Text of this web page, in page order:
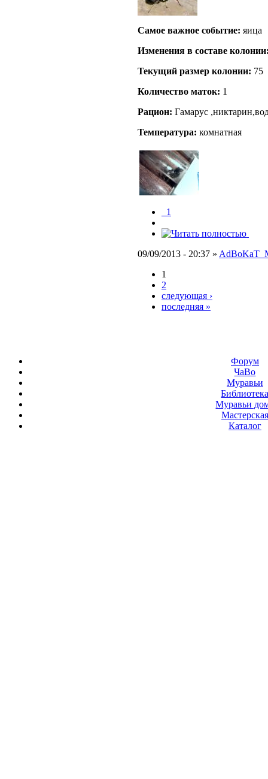
Самое важное событие: яица
Изменения в составе
Текущий размер кoлонии: 75
Количество маток: 1
Рацион: Гамарус
Температура: комнатная
_1
09/09/2013 - 20:37 »
1
2
следующая ›
последняя »
Форум
ЧаВо
Муравьи
Муравьи
Мастерская
Каталог